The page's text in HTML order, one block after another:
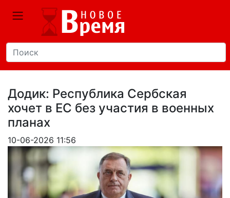
Додик: Республика Сербская
хочет в ЕС без участия в военных
планах
10-06-2026 11:56